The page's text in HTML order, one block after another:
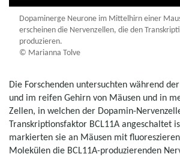
Dopaminerge Neurone im Mittelhirn einer
erscheinen die Nervenzellen, die den
produzieren.
© Marianna Tolve
Die Forschenden untersuchten während
und im reifen Gehirn von Mäusen und in
Zellen, in welchen der Dopamin-
Transkriptionsfaktor BCL11A angeschaltet
markierten sie an Mäusen mit
Molekülen die BCL11A-produzierenden